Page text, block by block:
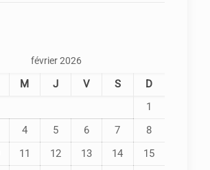
février 2026
M J V S
D
1
4 5 6 7
8
11 12 13 14
15